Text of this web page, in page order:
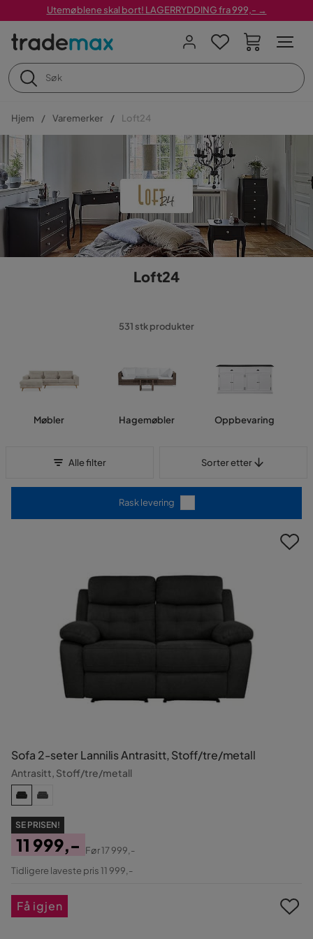
Utemøblene skal bort! LAGERRYDDING fra 999,- →
Hjem Varemerker Loft24
Loft24
531 stk produkter
Møbler Hagemøbler Oppbevaring
Alle filter Sorter etter
Rask levering
Sofa 2-seter Lannilis Antrasitt, Stoff/tre/metall
Antrasitt, Stoff/tre/metall
SE PRISEN!
Pris
11 999,-
Original
Før17 999,-
Tidligere laveste pris 11 999,-
Få igjen